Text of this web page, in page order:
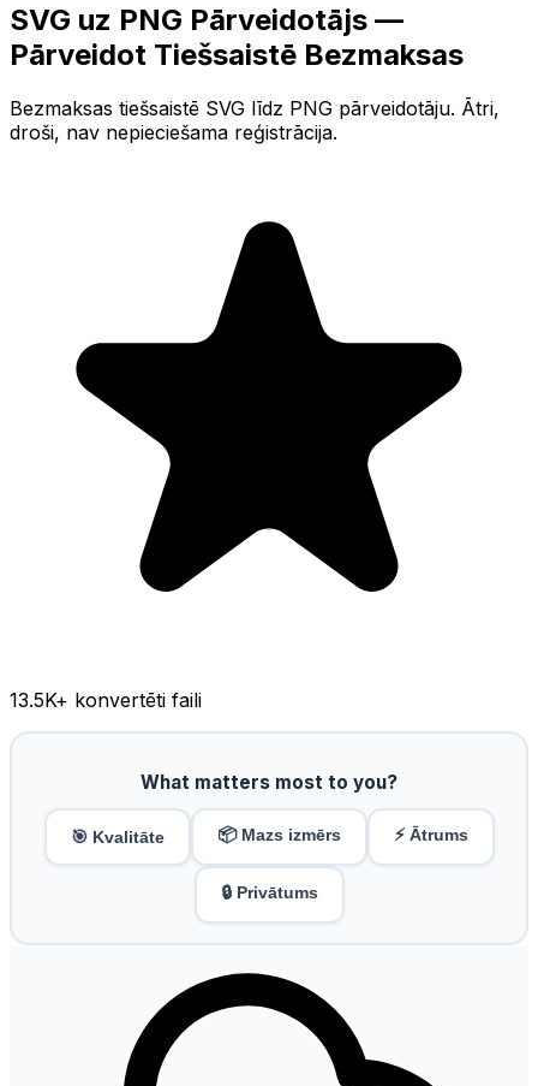
SVG uz PNG Pārveidotājs —
Pārveidot Tiešsaistē Bezmaksas
Bezmaksas tiešsaistē SVG līdz PNG pārveidotāju. Ātri,
droši, nav nepieciešama reģistrācija.
13.5K+ konvertēti faili
What matters most to you?
🎯 Kvalitāte 📦 Mazs izmērs ⚡ Ātrums
🔒 Privātums